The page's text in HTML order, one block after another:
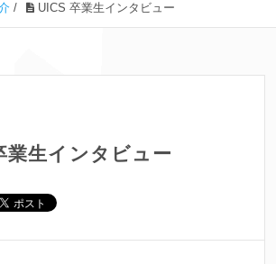
/ UICS 卒業生インタビュー
生インタビュー